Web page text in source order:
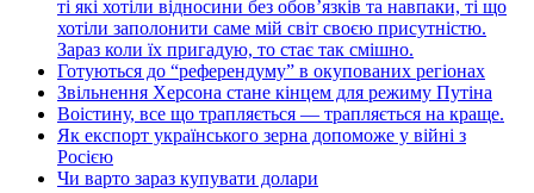
ті які хотіли відносини без обов’язків та навпаки, ті що
хотіли заполонити саме мій світ своєю присутністю.
Зараз коли їх пригадую, то стає так смішно.
Готуються до “референдуму” в окупованих регіонах
Звільнення Херсона стане кінцем для режиму Путіна
Воістину, все що трапляється — трапляється на краще.
Як експорт українського зерна допоможе у війні з
Росією
Чи варто зараз купувати долари